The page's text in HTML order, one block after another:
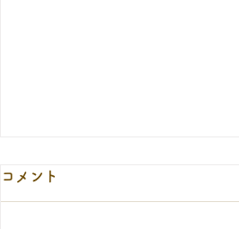
９月１２日の休診について
コメント